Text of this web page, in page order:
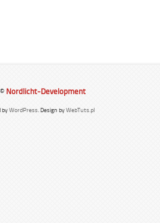
Nordlicht-Development
byWordPress. Design byWebTuts.pl